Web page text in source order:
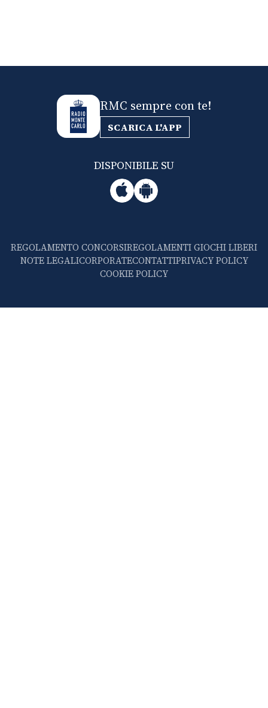
RMC sempre con te!
SCARICA L'APP
DISPONIBILE SU
REGOLAMENTO CONCORSIREGOLAMENTI GIOCHI LIBERI
NOTE LEGALICORPORATECONTATTIPRIVACY POLICY
COOKIE POLICY